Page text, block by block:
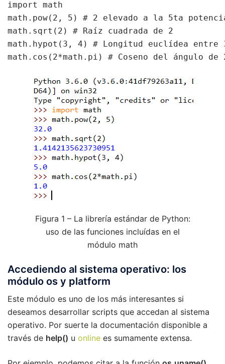
import math
math.pow(2, 5) # 2 elevado a la 5ta
math.sqrt(2) # Raíz cuadrada de 2
math.hypot(3, 4) # Longitud euclídea
math.cos(2*math.pi) # Coseno del ángulo
Figura 1 – La librería estándar de Python:
uso de las funciones incluídas en el
módulo math
Accediendo al sistema operativo: los
módulo os y platform
Este módulo es uno de los más interesantes si
deseamos desarrollar scripts que accedan al sistema
operativo. Por suerte la documentación disponible a
través de help() u online es sumamente extensa.